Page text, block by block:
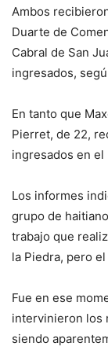
Ambos
Duarte de
Cabral de San
ingresados,
En tanto que
Pierret, de 22,
ingresados en el
Los informes
grupo de
trabajo que
la Piedra, pero
Fue en ese
intervinieron los
siendo